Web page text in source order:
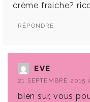
crème fraiche?
RÉPONDRE
EVE
21 SEPTEMBRE 2015
bien sur, vous